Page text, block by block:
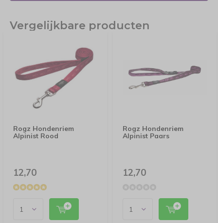
Vergelijkbare producten
Rogz Hondenriem
Alpinist Rood
12,70
Rogz Hondenriem
Alpinist Paars
12,70